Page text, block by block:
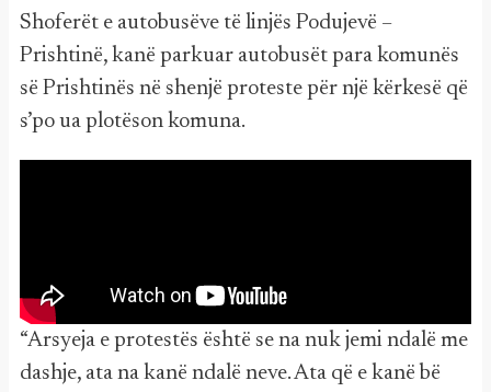
Shoferët e autobusëve të linjës Podujevë –
Prishtinë, kanë parkuar autobusët para komunës
së Prishtinës në shenjë proteste për një kërkesë që
s’po ua plotëson komuna.
“Arsyeja e protestës është se na nuk jemi ndalë me
dashje, ata na kanë ndalë neve. Ata që e kanë bë